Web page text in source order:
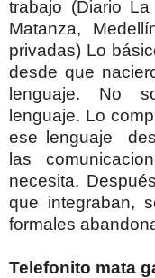
trabajo (Diario
Matanza,
privadas) Lo
desde que
lenguaje. No
lenguaje. Lo
ese lenguaje
las
necesita.
que integraban,
formales
Telefonito mata